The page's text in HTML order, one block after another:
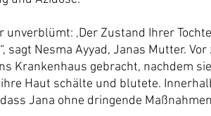
unverblümt: ‚Der Zustand Ihrer
sagt Nesma Ayyad, Janas Mutter.
Krankenhaus gebracht, nachdem
Haut schälte und blutete.
Jana ohne dringende